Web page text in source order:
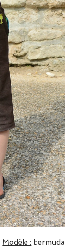
Modèle : bermuda